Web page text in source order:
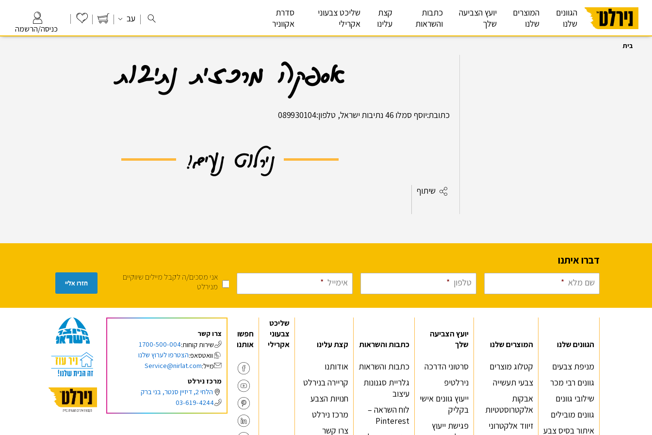
כניסה/הרשמה
עב
הגוונים
שלנו
המוצרים
שלנו
יועץ הצביעה
שלך
כתבות
והשראות
קצת
עלינו
שליכט צבעוני
אקרילי
סדרת
אקווניר
בית אספקה מרכזית נתיבות
כתובת:יוסף סמלו 46 נתיבות ישראל, טלפון:089930104
נירלוט נעים!
שיתוף
דברו איתנו
שם מלא * טלפון * אימייל *
אני מסכים/ה לקבל מיילים שיווקיים
מנירלט
הגוונים שלנו
מניפת צבעים
גוונים רבי מכר
שילובי גוונים
גוונים מובילים
איתור בסיס צבע
המוצרים שלנו
קטלוג מוצרים
צבעי תעשייה
אבקות
אלקטרוסטטיות
זיווד אלקטרוני
יועץ הצביעה
שלך
סרטוני הדרכה
נירלטיפ
ייעוץ גוונים אישי
בקליק
פגישת ייעוץ
כתבות והשראות
כתבות והשראות
גלריית סגנונות
עיצוב
לוח השראה –
Pinterest
קצת עלינו
אודותנו
קריירה בנירלט
חנויות הצבע
מרכז נירלט
צרו קשר
שליכט
צבעוני
אקרילי
חפשו
אותנו
צרו קשר
שירות קוחות:1700-500-004
וואטסאפ:הצטרפו לערוץ שלנו
מייל:Service@nirlat.com
מרכז נירלט
הלחי 2, דיזיין סנטר, בני ברק
03-619-4244